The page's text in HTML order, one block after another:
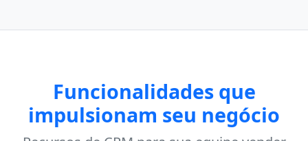
Funcionalidades que
impulsionam seu negócio